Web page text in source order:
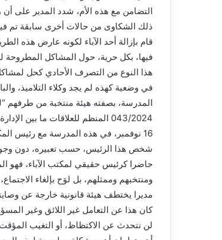
التضامن مع هذه الأم، شدد المدير على أن
ذلك الشكاوى من حالات أخرى سابقة تم
قام بإزالة أحد الآباء لكونه عارض هذه
فيها، بكل حرية، حول المشاكل المطروحة
هذا النوع من التصرف الأحادي كحل
043/2024 المنظم للعلاقات ما
16 نوفمبر، في هذه المدرسة مع رئيس
شخص هذا الرئيس، حسب تعبيره، دون وجود
حاضرا كرئيس حقيقي لمكتب الآباء، فهو
ومنتخبهم وممثلهم، بل لوَح بإلغاء
مديرا يختطف هيئة قانونية خارجة عن
كان هذا عن التعامل غير اللائق وغير
لن نتحدث عن الاكتظاظ، أو التغيب